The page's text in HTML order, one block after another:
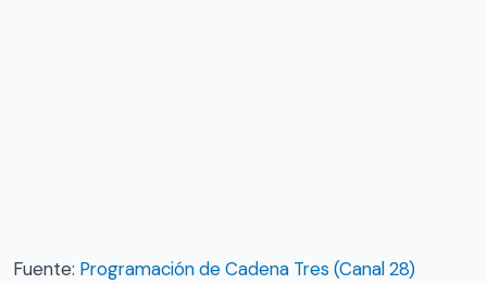
Fuente: Programación de Cadena Tres (Canal 28)